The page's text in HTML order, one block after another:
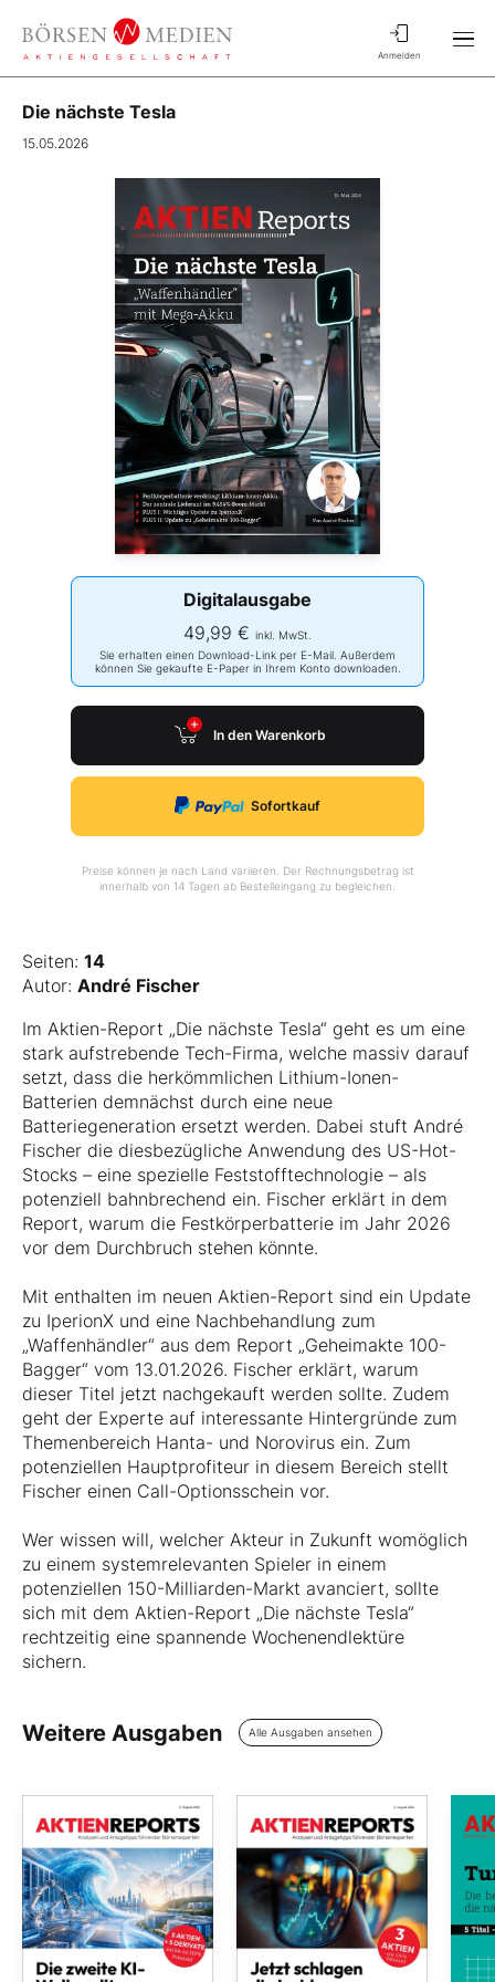
Anmelden
Die nächste Tesla
15.05.2026
Digitalausgabe
49,99 € inkl. MwSt.
Sie erhalten einen Download-Link per E-Mail. Außerdem
können Sie gekaufte E-Paper in Ihrem Konto downloaden.
In den Warenkorb
Sofortkauf
Preise können je nach Land variieren. Der Rechnungsbetrag ist
innerhalb von 14 Tagen ab Bestelleingang zu begleichen.
Seiten: 14
Autor: André Fischer
Im Aktien-Report „Die nächste Tesla“ geht es um eine
stark aufstrebende Tech-Firma, welche massiv darauf
setzt, dass die herkömmlichen Lithium-Ionen-
Batterien demnächst durch eine neue
Batteriegeneration ersetzt werden. Dabei stuft André
Fischer die diesbezügliche Anwendung des US-Hot-
Stocks – eine spezielle Feststofftechnologie – als
potenziell bahnbrechend ein. Fischer erklärt in dem
Report, warum die Festkörperbatterie im Jahr 2026
vor dem Durchbruch stehen könnte.
Mit enthalten im neuen Aktien-Report sind ein Update
zu IperionX und eine Nachbehandlung zum
„Waffenhändler“ aus dem Report „Geheimakte 100-
Bagger“ vom 13.01.2026. Fischer erklärt, warum
dieser Titel jetzt nachgekauft werden sollte. Zudem
geht der Experte auf interessante Hintergründe zum
Themenbereich Hanta- und Norovirus ein. Zum
potenziellen Hauptprofiteur in diesem Bereich stellt
Fischer einen Call-Optionsschein vor.
Wer wissen will, welcher Akteur in Zukunft womöglich
zu einem systemrelevanten Spieler in einem
potenziellen 150-Milliarden-Markt avanciert, sollte
sich mit dem Aktien-Report „Die nächste Tesla“
rechtzeitig eine spannende Wochenendlektüre
sichern.
Weitere Ausgaben Alle Ausgaben ansehen